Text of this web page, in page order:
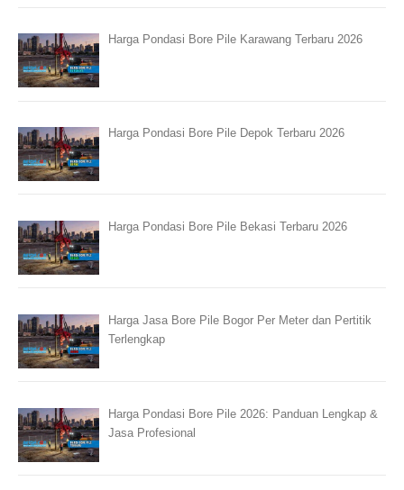
Harga Pondasi Bore Pile Karawang Terbaru 2026
Harga Pondasi Bore Pile Depok Terbaru 2026
Harga Pondasi Bore Pile Bekasi Terbaru 2026
Harga Jasa Bore Pile Bogor Per Meter dan Pertitik
Terlengkap
Harga Pondasi Bore Pile 2026: Panduan Lengkap &
Jasa Profesional